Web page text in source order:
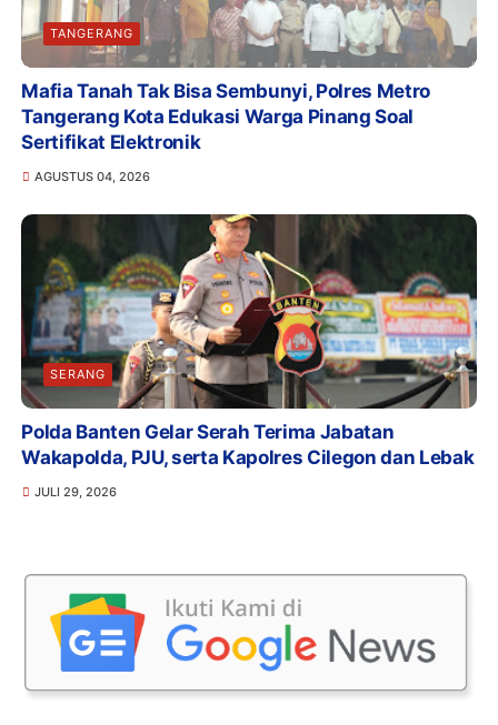
TANGERANG
Mafia Tanah Tak Bisa Sembunyi, Polres Metro
Tangerang Kota Edukasi Warga Pinang Soal
Sertifikat Elektronik
AGUSTUS 04, 2026
SERANG
Polda Banten Gelar Serah Terima Jabatan
Wakapolda, PJU, serta Kapolres Cilegon dan Lebak
JULI 29, 2026